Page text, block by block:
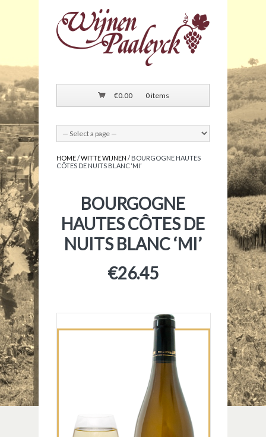
€0.00 0 items
HOME/WITTE WIJNEN / BOURGOGNE HAUTES
CÔTES DE NUITS BLANC ‘MI’
BOURGOGNE
HAUTES CÔTES DE
NUITS BLANC ‘MI’
€26.45